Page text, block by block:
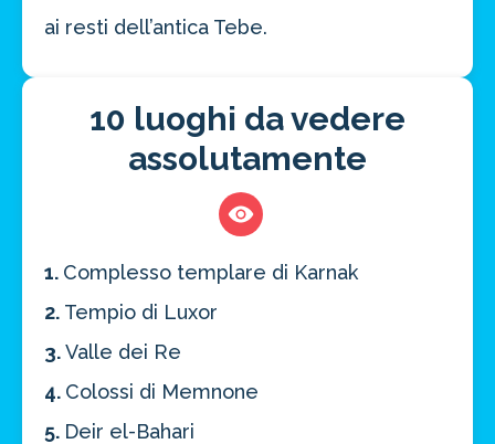
ai resti dell’antica Tebe.
10 luoghi da vedere
assolutamente
1. Complesso templare di Karnak
2. Tempio di Luxor
3.Valle dei Re
4. Colossi di Memnone
5. Deir el-Bahari